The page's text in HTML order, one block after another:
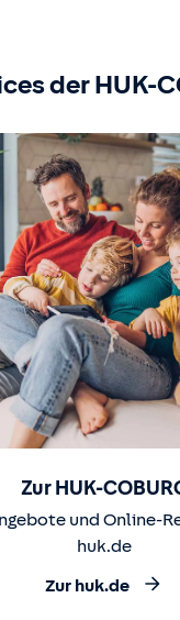
der HUK-
Zur HUK-
und Online-
huk.de
Zur huk.de